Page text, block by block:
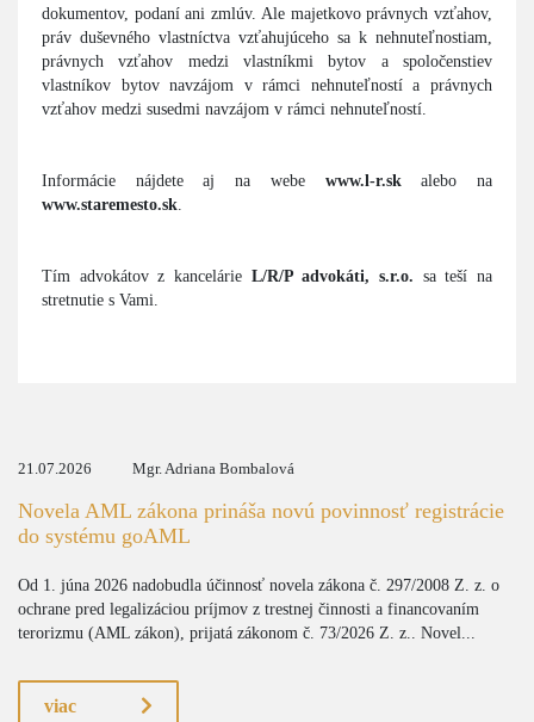
dokumentov, podaní ani zmlúv. Ale majetkovo právnych vzťahov,
práv duševného vlastníctva vzťahujúceho sa k nehnuteľnostiam,
právnych vzťahov medzi vlastníkmi bytov a spoločenstiev
vlastníkov bytov navzájom v rámci nehnuteľností a právnych
vzťahov medzi susedmi navzájom v rámci nehnuteľností.
Informácie nájdete aj na webe www.l-r.skalebo na
www.staremesto.sk
Tím advokátov z kancelárie L/R/P advokáti, s.r.o. sa teší na
stretnutie s Vami.
21.07.2026 Mgr. Adriana Bombalová
Novela AML zákona prináša novú povinnosť registrácie
do systému goAML
Od 1. júna 2026 nadobudla účinnosť novela zákona č. 297/2008 Z. z. o
ochrane pred legalizáciou príjmov z trestnej činnosti a financovaním
terorizmu (AML zákon), prijatá zákonom č. 73/2026 Z. z.. Novel...
viac